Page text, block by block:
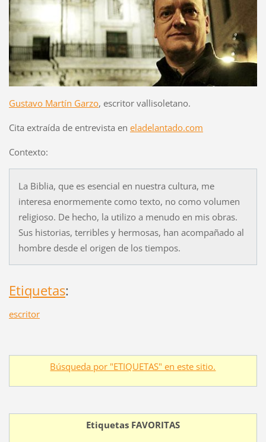
Gustavo Martín Garzo, escritor vallisoletano.
Cita extraída de entrevista en eladelantado.com
Contexto:
La Biblia, que es esencial en nuestra cultura, me
interesa enormemente como texto, no como volumen
religioso. De hecho, la utilizo a menudo en mis obras.
Sus historias, terribles y hermosas, han acompañado al
hombre desde el origen de los tiempos.
Etiquetas:
escritor
Búsqueda por "ETIQUETAS" en este sitio.
Etiquetas FAVORITAS